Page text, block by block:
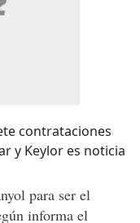
para ser el
informa el